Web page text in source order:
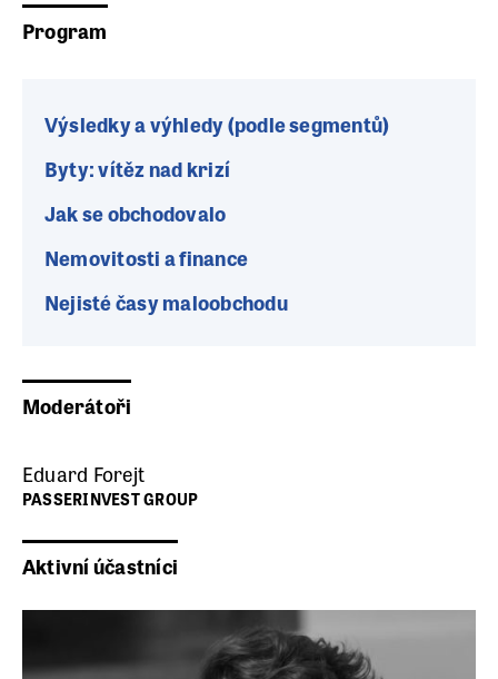
Program
Výsledky a výhledy (podle segmentů)
Byty: vítěz nad krizí
Jak se obchodovalo
Nemovitosti a finance
Nejisté časy maloobchodu
Moderátoři
Eduard Forejt
PASSERINVEST GROUP
Aktivní účastníci